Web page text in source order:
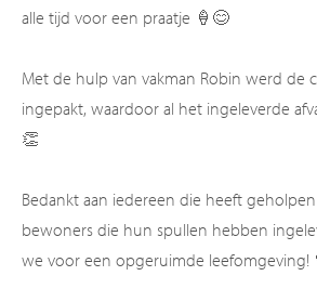
alle tijd voor een praatje 🍦😊
Met de hulp van vakman Robin werd de
ingepakt, waardoor al het ingeleverde
👏
Bedankt aan iedereen die heeft
bewoners die hun spullen hebben
we voor een opgeruimde leefomgeving!